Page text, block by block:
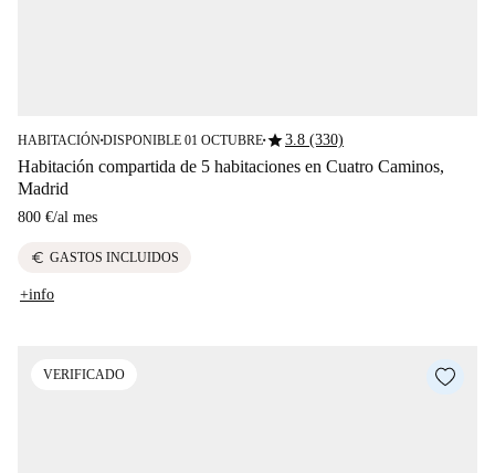
HABITACIÓN■DISPONIBLE 01 OCTUBRE■star3.8 (330)
Habitación compartida de 5 habitaciones en Cuatro Caminos,
Madrid
800 €/al mes
euro GASTOS INCLUIDOS
+info
VERIFICADO